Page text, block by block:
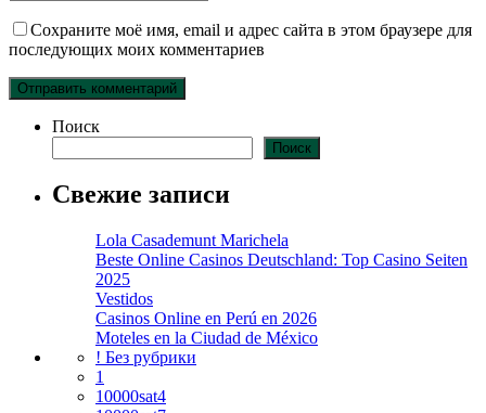
Сохраните моё имя, email и адрес сайта в этом браузере для
последующих моих комментариев
Поиск
Поиск
Свежие записи
Lola Casademunt Marichela
Beste Online Casinos Deutschland: Top Casino Seiten
2025
Vestidos
Casinos Online en Perú en 2026
Moteles en la Ciudad de México
! Без рубрики
1
10000sat4